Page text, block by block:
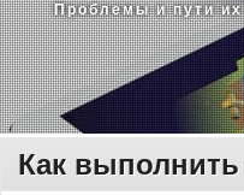
Прοблемы и пути
Как